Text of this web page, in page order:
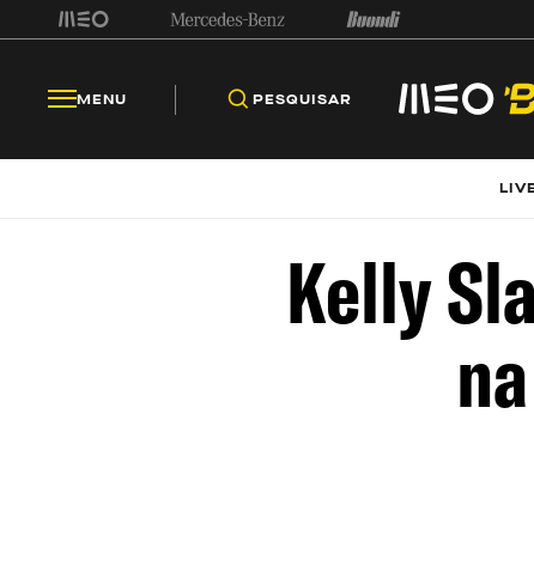
MENU PESQUISAR
Kelly